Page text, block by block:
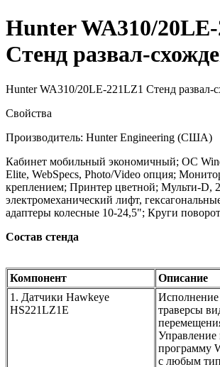
Hunter WA310/
Стенд развал-
Hunter WA310/20LE-221LZ1 Стенд развал-
Свойства
Производитель: Hunter Engineering (США)
Кабинет мобильный экономичный; ОС
Elite, WebSpecs, Photo/Video опция;
креплением; Принтер цветной; Мульти-D,
электромеханический лифт,
адаптеры колесные 10-24,5"; Круги
Состав стенда
Компонент
Описание
1. Датчики Hawkeye
HS221LZ1E
Исполнение
траверсы
Управление
программу
с любым